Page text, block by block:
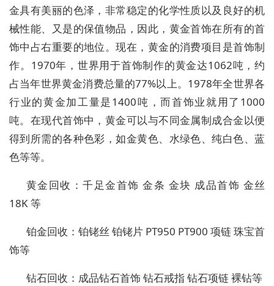
金具有美丽的色泽，非常稳定的化学性质以及良好的机
械性能、又是的保值物品，因此，黄金首饰在所有的首
饰中占右重要的地位。现在，黄金的消费项目是首饰制
作。1970年，世界用于首饰制作的黄金达1062吨，约
占当年世界黄金消费总量的77%以上。1978年全世界各
行业的黄金加工量是1400吨，而首饰业就用了1000
吨。在现代首饰中，黄金可以与不同金属制成合金以便
得到所需的各种色彩，如金黄色、水绿色、纯白色、蓝
色等等。
黄金回收：千足金首饰 金条 金块 成品首饰 金丝
18K 等
铂金回收：铂铑丝 铂铑片 PT950 PT900 项链 珠宝首
饰等
钻石回收：成品钻石首饰 钻石戒指 钻石项链 裸钻等